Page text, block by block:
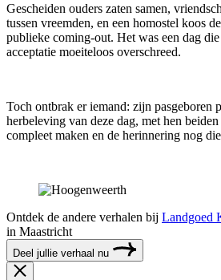
Gescheiden ouders zaten samen,
tussen vreemden, en een homostel koos
publieke coming-out. Het was een dag
acceptatie moeiteloos overschreed.
Toch ontbrak er iemand: zijn pasgeboren
herbeleving van deze dag, met hen
compleet maken en de herinnering nog
Ontdek de andere verhalen bij Landgoed
in Maastricht
Deel jullie verhaal nu